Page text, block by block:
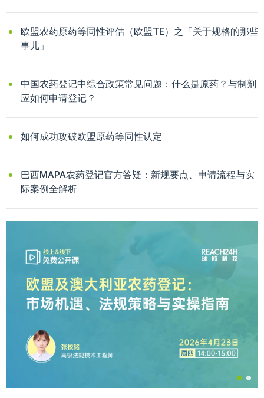
欧盟农药原药等同性评估（欧盟TE）之「关于规格的那些
事儿」
中国农药登记中综合政策常见问题：什么是原药？与制剂
应如何申请登记？
如何成功攻破欧盟原药等同性认定
巴西MAPA农药登记官方答疑：新规要点、申请流程与实
际案例全解析